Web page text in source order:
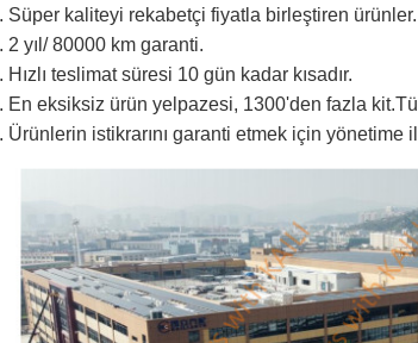
Süper kaliteyi rekabetçi fiyatla birleştiren ürünler.
2 yıl/ 80000 km garanti.
Hızlı teslimat süresi 10 gün kadar kısadır.
En eksiksiz ürün yelpazesi, 1300'den fazla
Ürünlerin istikrarını garanti etmek için yönetime